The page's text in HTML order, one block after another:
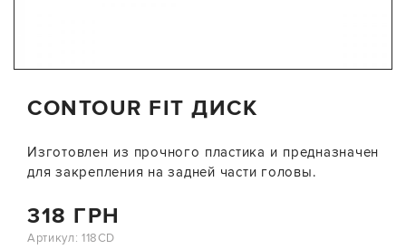
CONTOUR FIT ДИСК
Изготовлен из прочного пластика и предназначен
для закрепления на задней части головы.
318 ГРН
Артикул: 118CD